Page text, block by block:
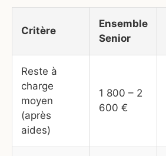
Critère
Ensemble
Senior
Reste à
charge
moyen
(après
aides)
1 800 – 2
600 €